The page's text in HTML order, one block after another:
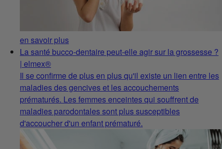
en savoir plus
La santé bucco-dentaire peut-elle agir sur la grossesse ?
| elmex®
Il se confirme de plus en plus qu'il existe un lien entre les
maladies des gencives et les accouchements
prématurés. Les femmes enceintes qui souffrent de
maladies parodontales sont plus susceptibles
d'accoucher d'un enfant prématuré.